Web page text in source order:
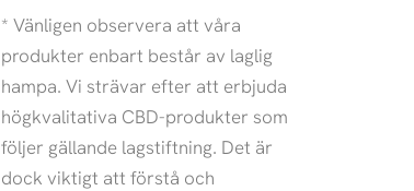
t
a
g
r
a
m
e
b
o
o
* Vänligen observera att våra
produkter enbart består av laglig
hampa. Vi strävar efter att erbjuda
högkvalitativa CBD-produkter som
följer gällande lagstiftning. Det är
dock viktigt att förstå och